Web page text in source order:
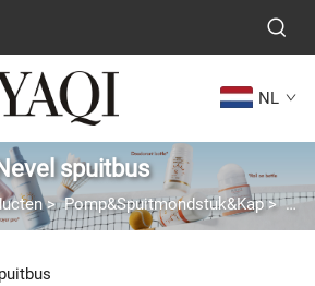
NL
spuitbus
>Pomp&Spuitmondstuk&Kap>